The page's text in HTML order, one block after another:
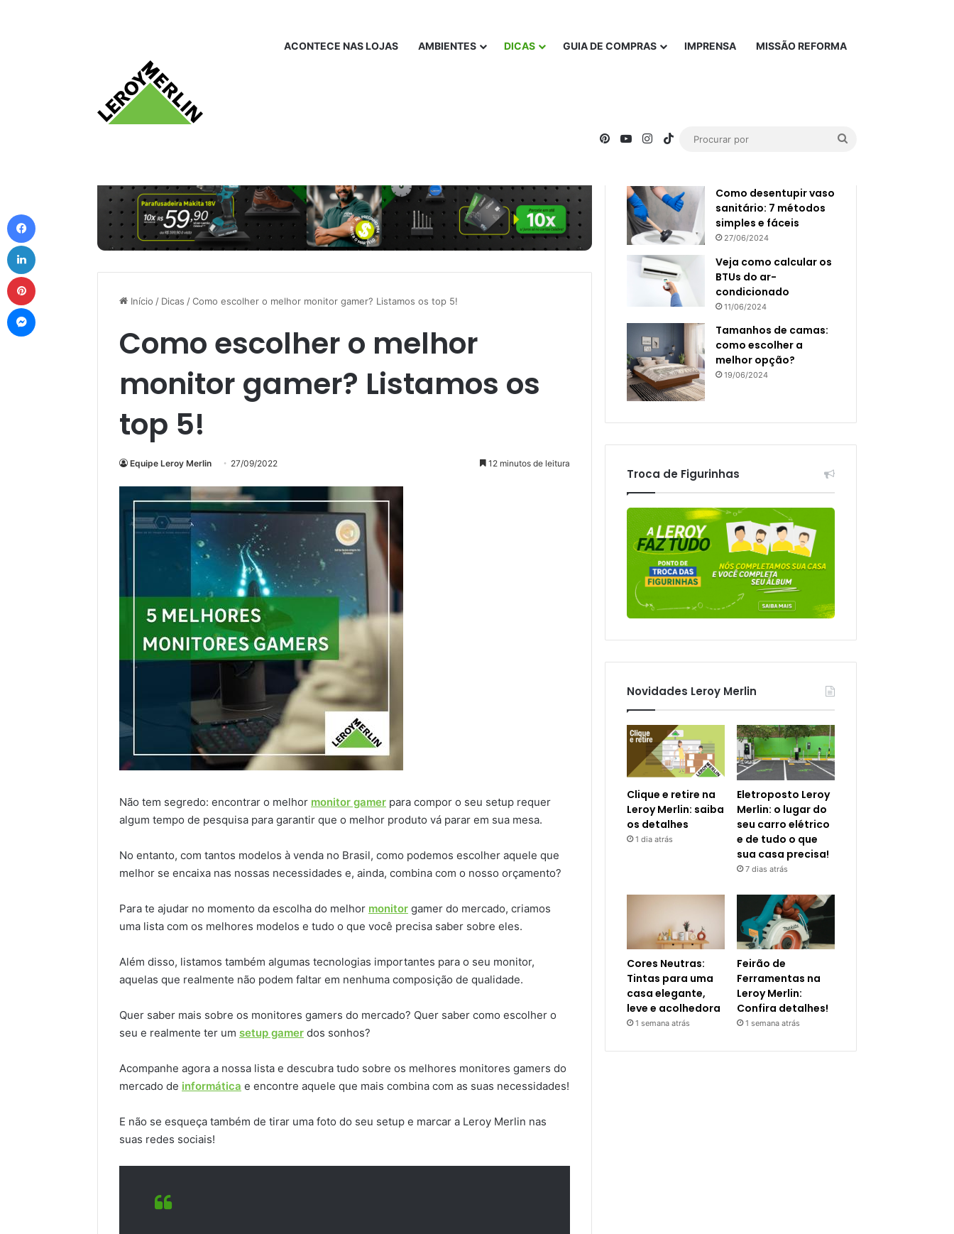
ACONTECE NAS LOJAS AMBIENTES DICAS GUIA DE COMPRAS IMPRENSA MISSÃO REFORMA
PinterestYouTubeInstagram
TikTok
Início / Dicas /Como escolher o melhor monitor gamer? Listamos os top 5!
Como escolher o melhor
monitor gamer? Listamos os
top 5!
Equipe Leroy Merlin 27/09/2022 12 minutos de leitura
Não tem segredo: encontrar o melhor monitor gamer para compor o seu setup requer
algum tempo de pesquisa para garantir que o melhor produto vá parar em sua mesa.
No entanto, com tantos modelos à venda no Brasil, como podemos escolher aquele que
melhor se encaixa nas nossas necessidades e, ainda, combina com o nosso orçamento?
Para te ajudar no momento da escolha do melhor monitor gamer do mercado, criamos
uma lista com os melhores modelos e tudo o que você precisa saber sobre eles.
Além disso, listamos também algumas tecnologias importantes para o seu monitor,
aquelas que realmente não podem faltar em nenhuma composição de qualidade.
Quer saber mais sobre os monitores gamers do mercado? Quer saber como escolher o
seu e realmente ter um setup gamer dos sonhos?
Acompanhe agora a nossa lista e descubra tudo sobre os melhores monitores gamers do
mercado de informática e encontre aquele que mais combina com as suas necessidades!
E não se esqueça também de tirar uma foto do seu setup e marcar a Leroy Merlin nas
suas redes sociais!
Popular
Como desentupir vaso
sanitário: 7 métodos
simples e fáceis
27/06/2024
Veja como calcular os
BTUs do ar-
condicionado
11/06/2024
Tamanhos de camas:
como escolher a
melhor opção?
19/06/2024
Troca de Figurinhas
Novidades Leroy Merlin
Clique e retire na
Leroy Merlin: saiba
os detalhes
1 dia atrás
Eletroposto Leroy
Merlin: o lugar do
seu carro elétrico
e de tudo o que
sua casa precisa!
7 dias atrás
Cores Neutras:
Tintas para uma
casa elegante,
leve e acolhedora
1 semana atrás
Feirão de
Ferramentas na
Leroy Merlin:
Confira detalhes!
1 semana atrás